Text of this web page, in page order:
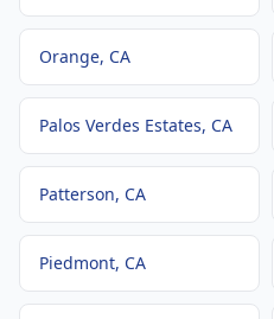
Orange, CA
Palos Verdes Estates, CA
Patterson, CA
Piedmont, CA